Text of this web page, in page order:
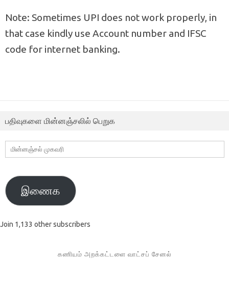
Note: Sometimes UPI does not work properly, in
that case kindly use Account number and IFSC
code for internet banking.
பதிவுகளை மின்னஞ்சலில் பெறுக
மின்னஞ்சல்
முகவரி
இணைக
Join 1,133 other subscribers
கணியம் அறக்கட்டளை வாட்சப் சேனல்